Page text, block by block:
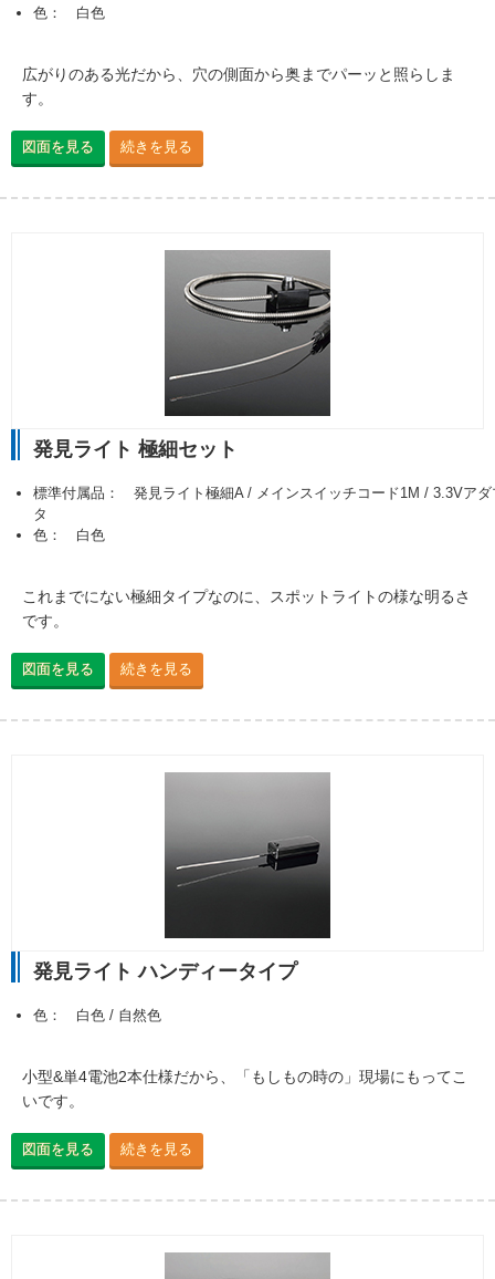
色： 白色
広がりのある光だから、穴の側面から奥までパーッと照らしま
す。
図面を見る 続きを見る
発見ライト 極細セット
標準付属品： 発見ライト極細A / メインスイッチコード1M / 3.3Vアダ
タ
色： 白色
これまでにない極細タイプなのに、スポットライトの様な明るさ
です。
図面を見る 続きを見る
発見ライト ハンディータイプ
色： 白色 / 自然色
小型&単4電池2本仕様だから、「もしもの時の」現場にもってこ
いです。
図面を見る 続きを見る